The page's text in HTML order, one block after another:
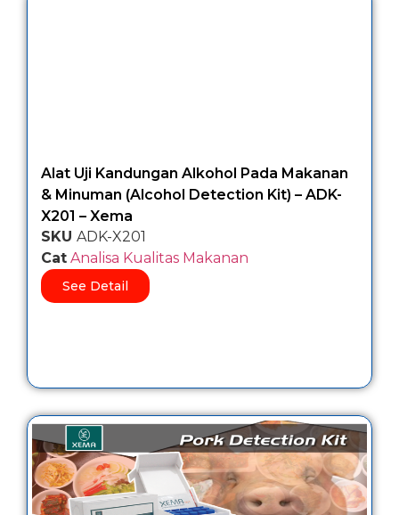
Alat Uji Kandungan Alkohol Pada Makanan
& Minuman (Alcohol Detection Kit) – ADK-
X201 – Xema
SKU ADK-X201
Cat Analisa Kualitas Makanan
See Detail